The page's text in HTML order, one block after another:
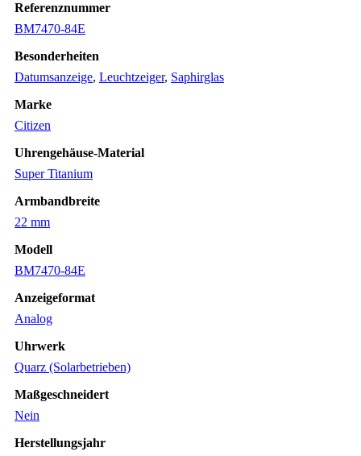
Referenznummer
BM7470-84E
Besonderheiten
Datumsanzeige, Leuchtzeiger, Saphirglas
Marke
Citizen
Uhrengehäuse-Material
Super Titanium
Armbandbreite
22 mm
Modell
BM7470-84E
Anzeigeformat
Analog
Uhrwerk
Quarz (Solarbetrieben)
Maßgeschneidert
Nein
Herstellungsjahr